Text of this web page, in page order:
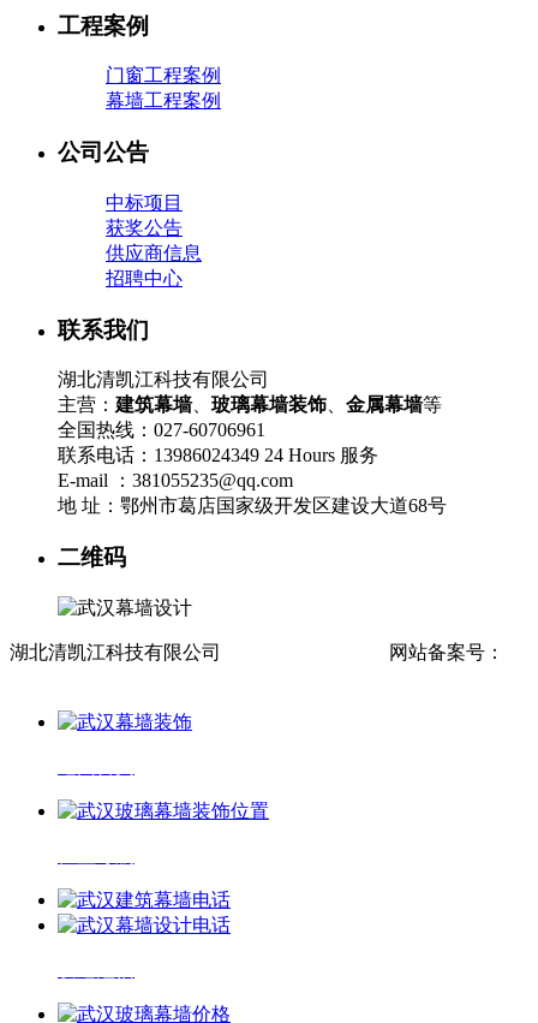
工程案例
门窗工程案例
幕墙工程案例
公司公告
中标项目
获奖公告
供应商信息
招聘中心
联系我们
湖北清凯江科技有限公司
主营： 建筑幕墙、 玻璃幕墙装饰 金属幕墙等
全国热线：027-60706961
联系电话：13986024349 24 Hours 服务
E-mail ：381055235@qq.com
地 址：鄂州市葛店国家级开发区建设大道68号
二维码
湖北清凯江科技有限公司 网站备案号：